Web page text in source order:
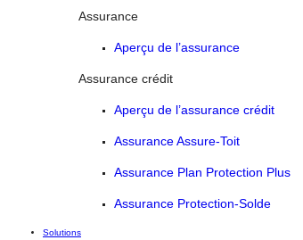
Assurance
Aperçu de l’assurance
Assurance crédit
Aperçu de l’assurance crédit
Assurance Assure-Toit
Assurance Plan Protection Plus
Assurance Protection-Solde
Solutions